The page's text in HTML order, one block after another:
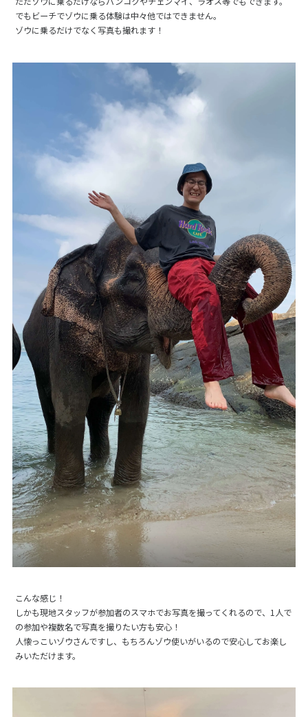
でもビーチでゾウに乗る体験は中々他ではできません。
ゾウに乗るだけでなく写真も撮れます！
こんな感じ！
しかも現地スタッフが参加者のスマホでお写真を撮ってくれるので、1人で
の参加や複数名で写真を撮りたい方も安心！
人懐っこいゾウさんですし、もちろんゾウ使いがいるので安心してお楽し
みいただけます。